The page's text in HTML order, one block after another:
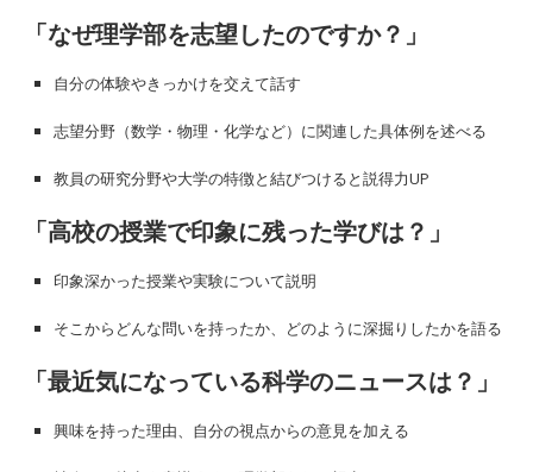
「なぜ理学部を志望したのですか？」
自分の体験やきっかけを交えて話す
志望分野（数学・物理・化学など）に関連した具体例を述べる
教員の研究分野や大学の特徴と結びつけると説得力UP
「高校の授業で印象に残った学びは？」
印象深かった授業や実験について説明
そこからどんな問いを持ったか、どのように深掘りしたかを語る
「最近気になっている科学のニュースは？」
興味を持った理由、自分の視点からの意見を加える